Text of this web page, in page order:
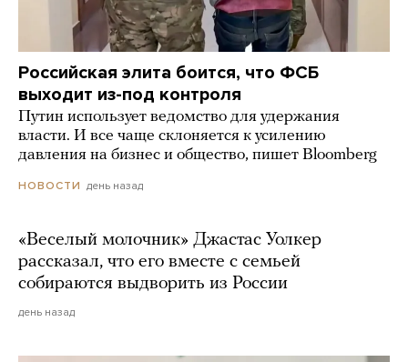
Российская элита боится, что ФСБ
выходит из-под контроля
Путин использует ведомство для удержания
власти. И все чаще склоняется к усилению
давления на бизнес и общество, пишет Bloomberg
НОВОСТИ день назад
«Веселый молочник» Джастас Уолкер
рассказал, что его вместе с семьей
собираются выдворить из России
день назад